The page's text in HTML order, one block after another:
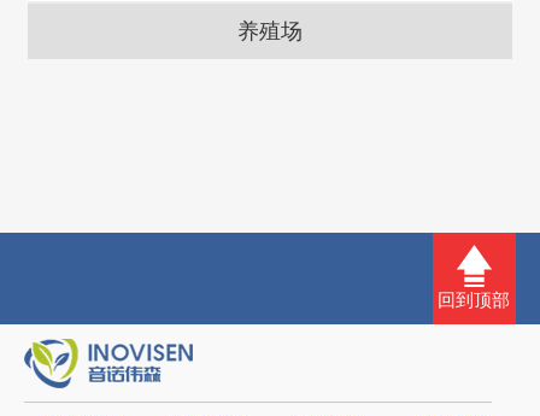
养殖场
回到顶部